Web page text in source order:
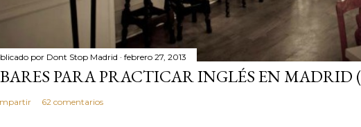
por Dont Stop Madrid febrero 27, 2013
PARA PRACTICAR INGLÉS EN MADRID
62 comentarios